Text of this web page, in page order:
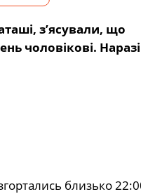
з’ясували, що
чоловікові. Наразі
близько